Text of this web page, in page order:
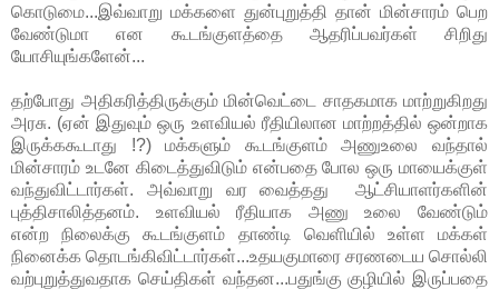
கொடுமை...இவ்வாறு மக்களை துன்புறுத்தி தான் மின்சாரம் பெற
வேண்டுமா என கூடங்குளத்தை ஆதரிப்பவர்கள் சிறிது
யோசியுங்களேன்...
தற்போது அதிகரித்திருக்கும் மின்வெட்டை சாதகமாக மாற்றுகிறது
அரசு. (ஏன் இதுவும் ஒரு உளவியல் ரீதியிலான மாற்றத்தில் ஒன்றாக
இருக்ககூடாது !?) மக்களும் கூடங்குளம் அணுஉலை வந்தால்
மின்சாரம் உடனே கிடைத்துவிடும் என்பதை போல ஒரு மாயைக்குள்
வந்துவிட்டார்கள். அவ்வாறு வர வைத்தது ஆட்சியாளர்களின்
புத்திசாலித்தனம். உளவியல் ரீதியாக அணு உலை வேண்டும்
என்ற நிலைக்கு கூடங்குளம் தாண்டி வெளியில் உள்ள மக்கள்
நினைக்க தொடங்கிவிட்டார்கள்...உதயகுமாரை சரணடைய சொல்லி
வற்புறுத்துவதாக செய்திகள் வந்தன...பதுங்கு குழியில் இருப்பதை